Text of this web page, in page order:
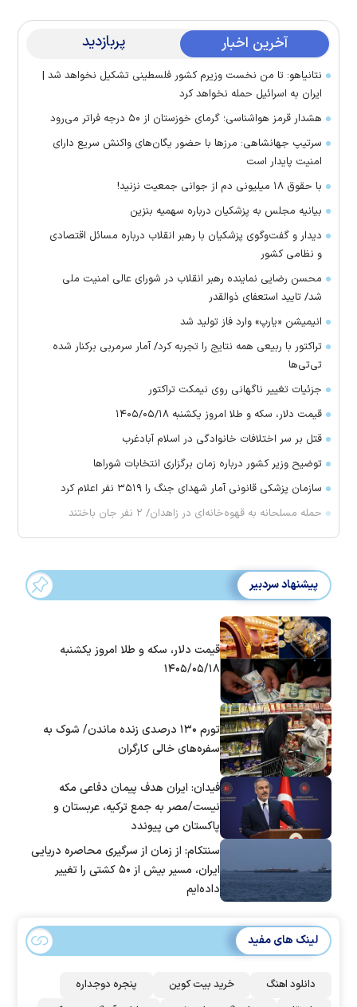
آخرین اخبار پربازدید
نتانیاهو: تا من نخست وزیرم کشور فلسطینی تشکیل نخواهد شد |
ایران به اسرائیل حمله نخواهد کرد
هشدار قرمز هواشناسی؛ گرمای خوزستان از ۵۰ درجه فراتر می‌رود
سرتیپ جهانشاهی: مرز‌ها با حضور یگان‌های واکنش سریع دارای
امنیت پایدار است
با حقوق ۱۸ میلیونی دم از جوانی جمعیت نزنید!
بیانیه مجلس به پزشکیان درباره سهمیه بنزین
دیدار و گفت‌وگوی پزشکیان با رهبر انقلاب درباره مسائل اقتصادی
و نظامی کشور
محسن رضایی نماینده رهبر انقلاب در شورای عالی امنیت ملی
شد/ تایید استعفای ذوالقدر
انیمیشن «یارپ» وارد فاز تولید شد
تراکتور با ربیعی همه نتایج را تجربه کرد/ آمار سرمربی برکنار شده
تی‌تی‌ها
جزئیات تغییر ناگهانی روی نیمکت تراکتور
قیمت دلار، سکه و طلا امروز یکشنبه ۱۴۰۵/۰۵/۱۸
قتل بر سر اختلافات خانوادگی در اسلام آبادغرب
توضیح وزیر کشور درباره زمان برگزاری انتخابات شورا‌ها
سازمان پزشکی قانونی آمار شهدای جنگ را ۳۵۱۹ نفر اعلام کرد
حمله مسلحانه به قهوه‌خانه‌ای در زاهدان/ ۲ نفر جان باختند
پیشنهاد سردبیر
قیمت دلار، سکه و طلا امروز یکشنبه
۱۴۰۵/۰۵/۱۸
تورم ۱۳۰ درصدی زنده ماندن/ شوک به
سفره‌های خالی کارگران
فیدان: ایران هدف پیمان دفاعی مکه
نیست/مصر به جمع ترکیه، عربستان و
پاکستان می پیوندد
سنتکام: از زمان از سرگیری محاصره دریایی
ایران، مسیر بیش از ۵۰ کشتی را تغییر
داده‌ایم
لینک های مفید
دانلود اهنگ خرید بیت کوین
پنجره دوجداره